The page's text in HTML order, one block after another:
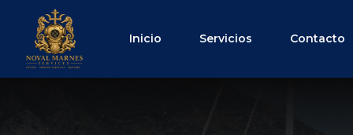
contenido
Inicio Servicios Contacto